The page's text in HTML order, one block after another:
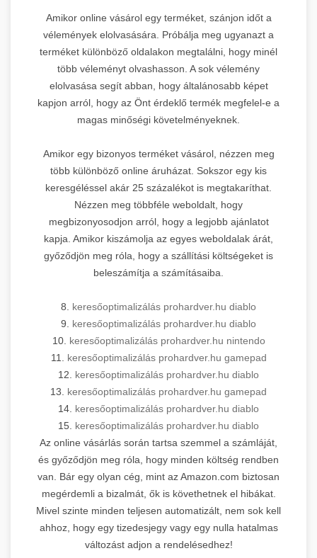
Amikor online vásárol egy terméket, szánjon időt a
vélemények elolvasására. Próbálja meg ugyanazt a
terméket különböző oldalakon megtalálni, hogy minél
több véleményt olvashasson. A sok vélemény
elolvasása segít abban, hogy általánosabb képet
kapjon arról, hogy az Önt érdeklő termék megfelel-e a
magas minőségi követelményeknek.
Amikor egy bizonyos terméket vásárol, nézzen meg
több különböző online áruházat. Sokszor egy kis
keresgéléssel akár 25 százalékot is megtakaríthat.
Nézzen meg többféle weboldalt, hogy
megbizonyosodjon arról, hogy a legjobb ajánlatot
kapja. Amikor kiszámolja az egyes weboldalak árát,
győződjön meg róla, hogy a szállítási költségeket is
beleszámítja a számításaiba.
8. keresőoptimalizálás prohardver.hu diablo
9. keresőoptimalizálás prohardver.hu diablo
10. keresőoptimalizálás prohardver.hu nintendo
11. keresőoptimalizálás prohardver.hu gamepad
12. keresőoptimalizálás prohardver.hu diablo
13. keresőoptimalizálás prohardver.hu gamepad
14. keresőoptimalizálás prohardver.hu diablo
15. keresőoptimalizálás prohardver.hu diablo
Az online vásárlás során tartsa szemmel a számláját,
és győződjön meg róla, hogy minden költség rendben
van. Bár egy olyan cég, mint az Amazon.com biztosan
megérdemli a bizalmát, ők is követhetnek el hibákat.
Mivel szinte minden teljesen automatizált, nem sok kell
ahhoz, hogy egy tizedesjegy vagy egy nulla hatalmas
változást adjon a rendelésedhez!